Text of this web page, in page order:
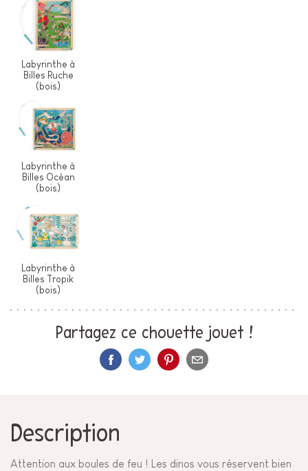
Labyrinthe à
Billes Ruche
(bois)
Labyrinthe à
Billes Océan
(bois)
Labyrinthe à
Billes Tropik
(bois)
Partagez ce chouette jouet !
Description
Attention aux boules de feu ! Les dinos vous réservent bien